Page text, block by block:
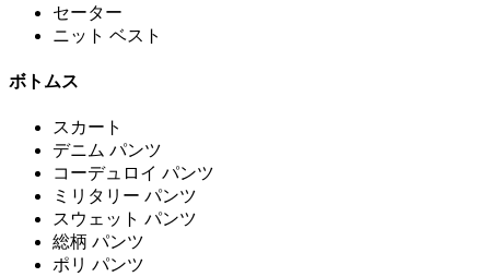
セーター
ニット ベスト
ボトムス
スカート
デニム パンツ
コーデュロイ パンツ
ミリタリー パンツ
スウェット パンツ
総柄 パンツ
ポリ パンツ